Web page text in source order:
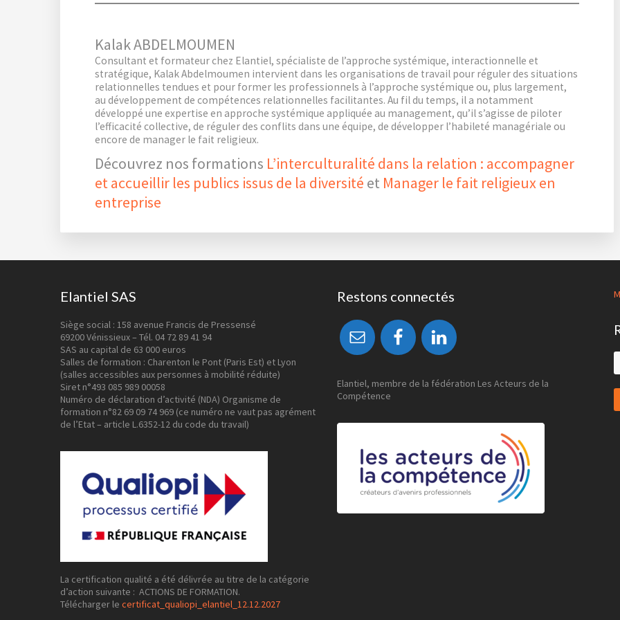
Kalak ABDELMOUMEN
Consultant et formateur chez Elantiel, spécialiste de l’approche systémique, interactionnelle et
stratégique, Kalak Abdelmoumen intervient dans les organisations de travail pour réguler des situations
relationnelles tendues et pour former les professionnels à l’approche systémique ou, plus largement,
au développement de compétences relationnelles facilitantes. Au fil du temps, il a notamment
développé une expertise en approche systémique appliquée au management, qu’il s’agisse de piloter
l’efficacité collective, de réguler des conflits dans une équipe, de développer l’habileté managériale ou
encore de manager le fait religieux.
Découvrez nos formations L’interculturalité dans la relation : accompagner
et accueillir les publics issus de la diversité et Manager le fait religieux en
entreprise
Interactions
Elantiel SAS
Siège social : 158 avenue Francis de Pressensé
69200 Vénissieux – Tél. 04 72 89 41 94
SAS au capital de 63 000 euros
Salles de formation : Charenton le Pont (Paris Est) et Lyon
(salles accessibles aux personnes à mobilité réduite)
Siret n°493 085 989 00058
Numéro de déclaration d’activité (NDA) Organisme de
formation n°82 69 09 74 969 (ce numéro ne vaut pas agrément
de l’Etat – article L.6352-12 du code du travail)
La certification qualité a été délivrée au titre de la catégorie
d’action suivante : ACTIONS DE FORMATION.
Télécharger le certificat_qualiopi_elantiel_12.12.2027
Restons connectés
Elantiel, membre de la fédération Les Acteurs de la
Compétence